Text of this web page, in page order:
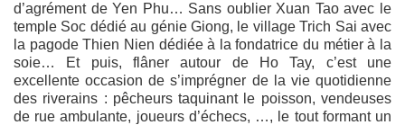
d’agrément de Yen Phu… Sans oublier Xuan Tao avec le
temple Soc dédié au génie Giong, le village Trich Sai avec
la pagode Thien Nien dédiée à la fondatrice du métier à la
soie… Et puis, flâner autour de Ho Tay, c’est une
excellente occasion de s’imprégner de la vie quotidienne
des riverains : pêcheurs taquinant le poisson, vendeuses
de rue ambulante, joueurs d’échecs, …, le tout formant un